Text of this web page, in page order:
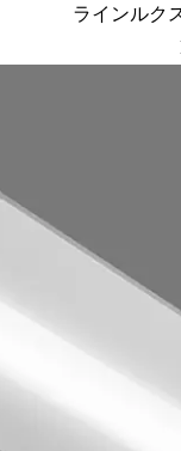
ラインルク